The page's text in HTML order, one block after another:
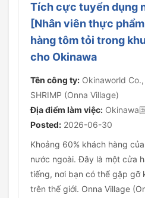
Tích cực tuyển dụng
[Nhân viên thực
hàng tôm tỏi trong
cho Okinawa
Tên công ty: Okinaworld
SHRIMP (Onna Village)
Địa điểm làm việc: Okinawa
Posted: 2026-06-30
Khoảng 60% khách hàng
nước ngoài. Đây là một cửa
tiếng, nơi bạn có thể gặp gỡ
trên thế giới. Onna Village